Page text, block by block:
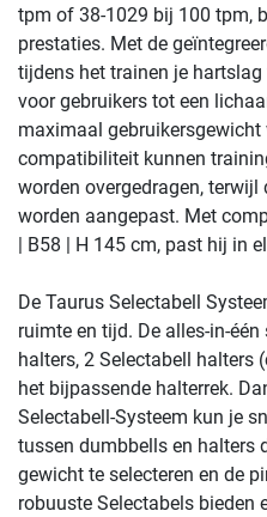
tpm of 38-1029 bij 100 tpm,
prestaties. Met de
tijdens het trainen je
voor gebruikers tot een
maximaal
compatibiliteit kunnen
worden overgedragen,
worden aangepast. Met
| B58 | H 145 cm, past hij in
De Taurus Selectabell
ruimte en tijd. De alles-in-één
halters, 2 Selectabell halters
het bijpassende halterrek.
Selectabell-Systeem kun je
tussen dumbbells en halters
gewicht te selecteren en de
robuuste Selectabels bieden